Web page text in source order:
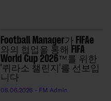
Football Manager가 FIFAe
와의 협업을 통해 FIFA
World Cup 2026™를 위한
'퀴라소 챌린지'를 선보입
니다
08.06.2026 - FM Admin